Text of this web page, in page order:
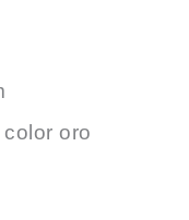
oro